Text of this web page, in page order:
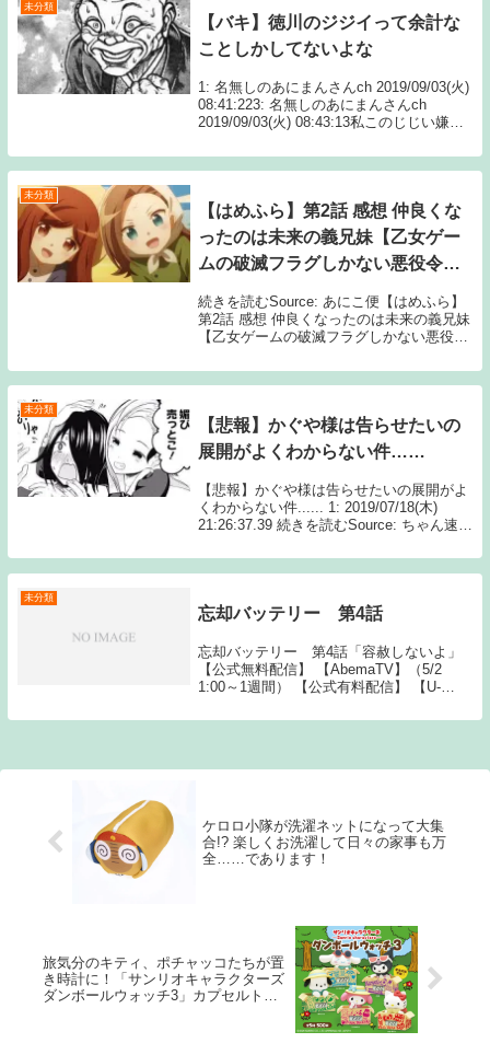
未分類
【バキ】徳川のジジイって余計な
ことしかしてないよな
1: 名無しのあにまんさんch 2019/09/03(火)
08:41:223: 名無しのあにまんさんch
2019/09/03(火) 08:43:13私このじじい嫌
2019/09/03(火) 08:52...
未分類
【はめふら】第2話 感想 仲良くな
ったのは未来の義兄妹【乙女ゲー
ムの破滅フラグしかない悪役令嬢
続きを読むSource: あにこ便【はめふら】
第2話 感想 仲良くなったのは未来の義兄妹
【乙女ゲームの破滅フラグしかない悪役令
未分類
【悲報】かぐや様は告らせたいの
展開がよくわからない件……
【悲報】かぐや様は告らせたいの展開がよ
くわからない件...... 1: 2019/07/18(木)
21:26:37.39 続きを読むSource: ちゃん速
くわからない件......
未分類
忘却バッテリー 第4話
忘却バッテリー 第4話「容赦しないよ」
【公式無料配信】 【AbemaTV】（5/2
1:00～1週間） 【公式有料配信】 【U-
プライム】 【バンダイ】 【dアニ The
ケロロ小隊が洗濯ネットになって大集
合!? 楽しくお洗濯して日々の家事も万
全……であります！
旅気分のキティ、ポチャッコたちが置
き時計に！「サンリオキャラクターズ
ダンボールウォッチ3」カプセルトイ